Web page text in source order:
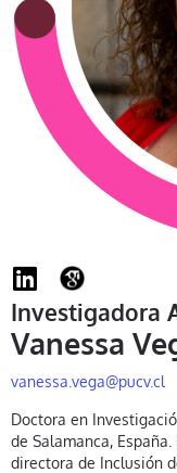
Investigadora
Vanessa
vanessa.vega@pucv.cl
Doctora en
de Salamanca,
directora de Inclusión